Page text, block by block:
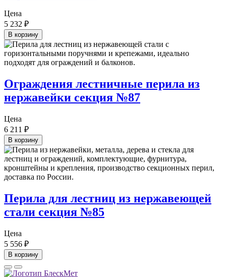
Цена
5 232 ₽
В корзину
Ограждения лестничные перила из
нержавейки секция №87
Цена
6 211 ₽
В корзину
Перила для лестниц из нержавеющей
стали секция №85
Цена
5 556 ₽
В корзину